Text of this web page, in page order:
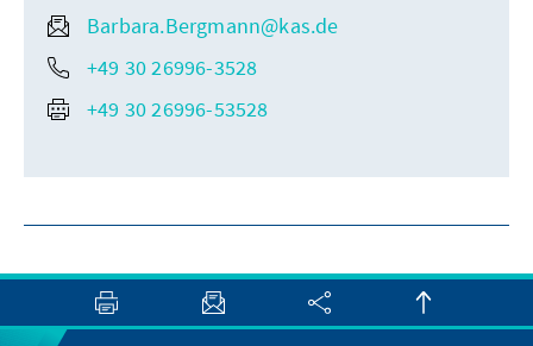
Barbara.Bergmann@kas.de
+49 30 26996-3528
+49 30 26996-53528